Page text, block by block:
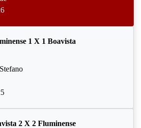
1 X 1 Boavista
2 X 2 Fluminense